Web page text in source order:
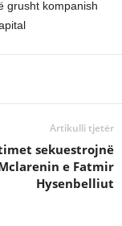
grusht kompanish
Artikulli tjetër
sekuestrojnë
e Fatmir
Hysenbelliut